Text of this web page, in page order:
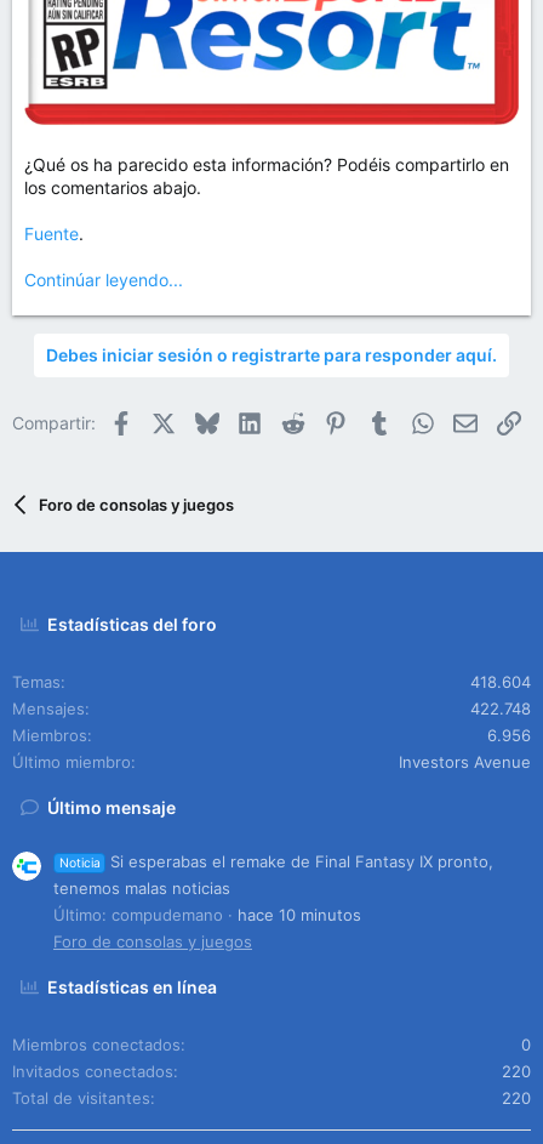
¿Qué os ha parecido esta información? Podéis compartirlo en
los comentarios abajo.
Fuente.
Continúar leyendo...
Debes iniciar sesión o registrarte para responder aquí.
Compartir: Facebook BlueskyLinkedIn
Reddit PinterestTumblrWhatsApp
Email
Foro de consolas y juegos
Estadísticas del foro
Temas
418.604
Mensajes
422.748
Miembros
6.956
Último miembro
Investors Avenue
Último mensaje
Noticia
Si esperabas el remake de Final Fantasy IX pronto,
tenemos malas noticias
Último: compudemano
hace 10 minutos
Foro de consolas y juegos
Estadísticas en línea
Miembros conectados
0
Invitados conectados
220
Total de visitantes
220